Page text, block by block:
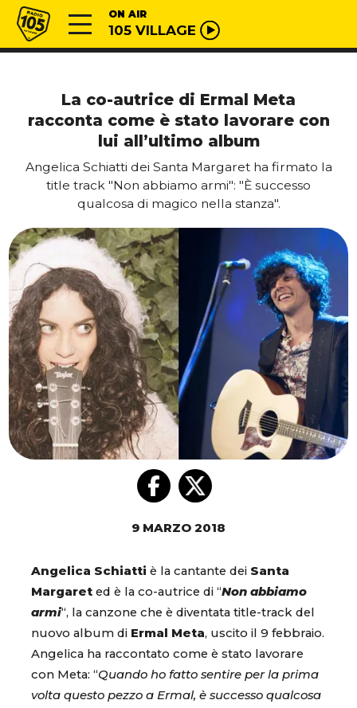
Vai al contenuto
Radio 105 ON AIR
105 VILLAGE
La co-autrice di Ermal Meta
racconta come è stato lavorare con
lui all’ultimo album
Angelica Schiatti dei Santa Margaret ha firmato la
title track "Non abbiamo armi": "È successo
qualcosa di magico nella stanza".
9 MARZO 2018
Angelica Schiatti è la cantante dei Santa
Margaret ed è la co-autrice di “Non abbiamo
armi“, la canzone che è diventata title-track del
nuovo album di Ermal Meta, uscito il 9 febbraio.
Angelica ha raccontato come è stato lavorare
con Meta: “Quando ho fatto sentire per la prima
volta questo pezzo a Ermal, è successo qualcosa